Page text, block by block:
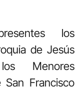
los
de Jesús
Menores
San Francisco